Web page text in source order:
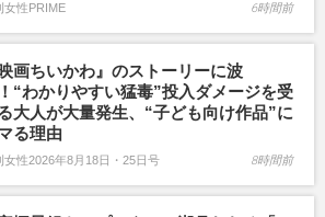
女性PRIME 6時間前
映画ちいかわ』のストーリーに波
“わかりやすい猛毒”投入ダメージを受
大人が大量発生、“子ども向け作品”に
る理由
女性2026年8月18日・25日号 8時間前